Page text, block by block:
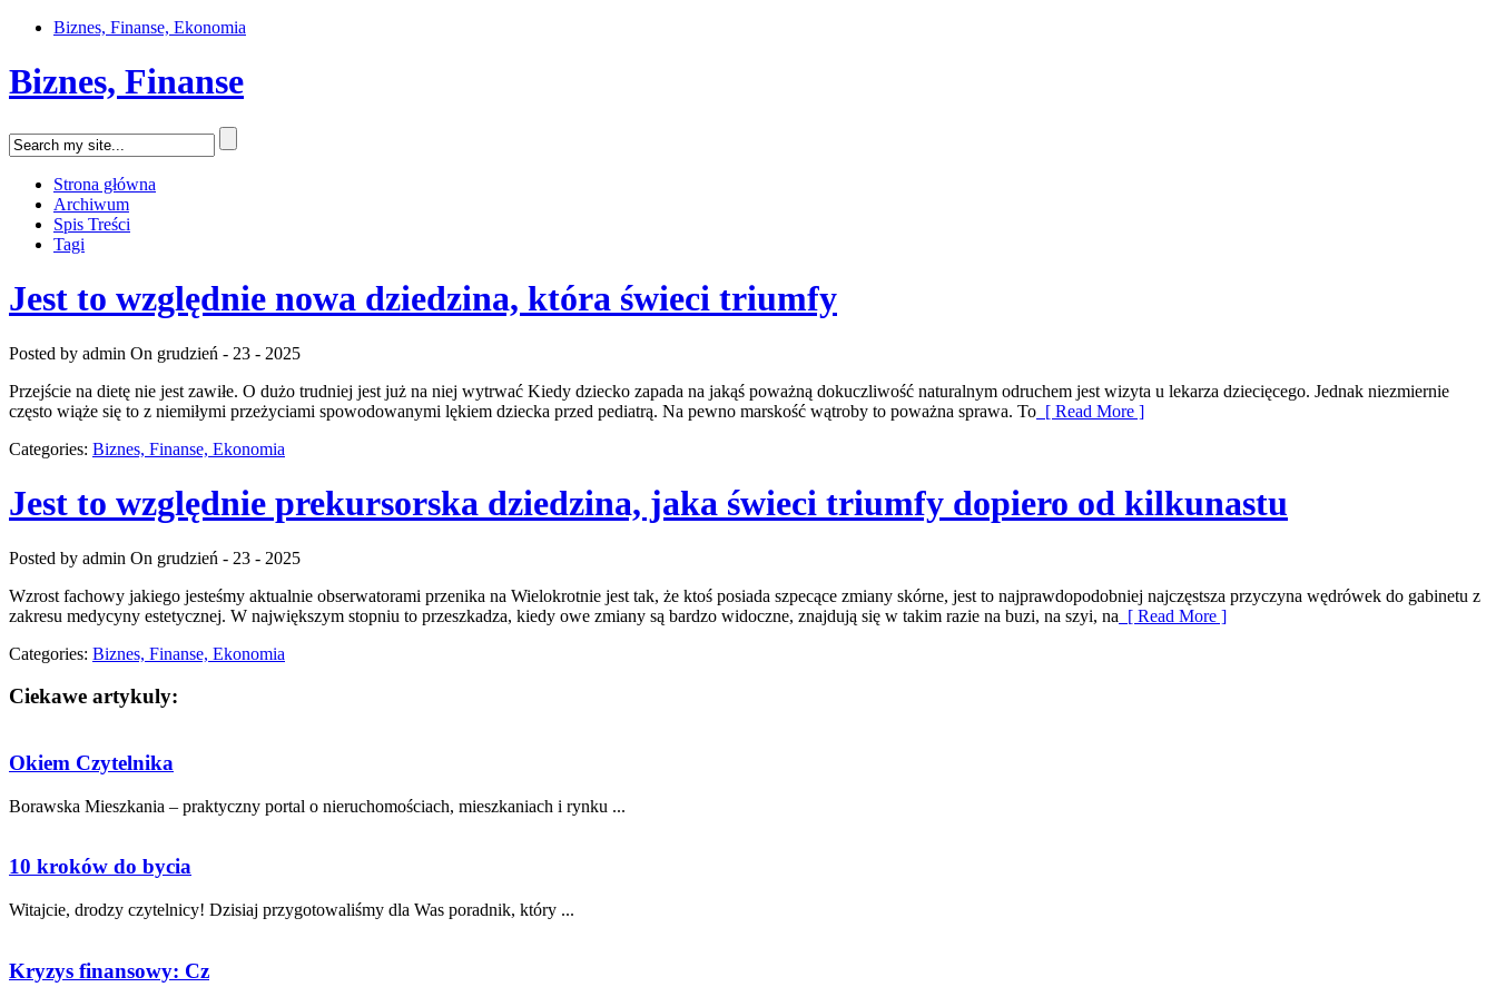
Biznes, Finanse, Ekonomia
Biznes, Finanse
Strona główna
Archiwum
Spis Treści
Tagi
Jest to względnie nowa dziedzina, która świeci triumfy
Posted by admin On grudzień - 23 - 2025
Przejście na dietę nie jest zawiłe. O dużo trudniej jest już na niej wytrwać Kiedy dziecko zapada na jakąś poważną dokuczliwość naturalnym odruchem jest wizyta u lekarza dziecięcego. Jednak niezmiernie
często wiąże się to z niemiłymi przeżyciami spowodowanymi lękiem dziecka przed pediatrą. Na pewno marskość wątroby to poważna sprawa. To [ Read More ]
Categories: Biznes, Finanse, Ekonomia
Jest to względnie prekursorska dziedzina, jaka świeci triumfy dopiero od kilkunastu
Posted by admin On grudzień - 23 - 2025
Wzrost fachowy jakiego jesteśmy aktualnie obserwatorami przenika na Wielokrotnie jest tak, że ktoś posiada szpecące zmiany skórne, jest to najprawdopodobniej najczęstsza przyczyna wędrówek do gabinetu z
zakresu medycyny estetycznej. W największym stopniu to przeszkadza, kiedy owe zmiany są bardzo widoczne, znajdują się w takim razie na buzi, na szyi, na [ Read More ]
Categories: Biznes, Finanse, Ekonomia
Ciekawe artykuly:
Okiem Czytelnika
Borawska Mieszkania – praktyczny portal o nieruchomościach, mieszkaniach i rynku ...
10 kroków do bycia
Witajcie, drodzy czytelnicy! Dzisiaj przygotowaliśmy dla Was poradnik, który ...
Kryzys finansowy: Cz